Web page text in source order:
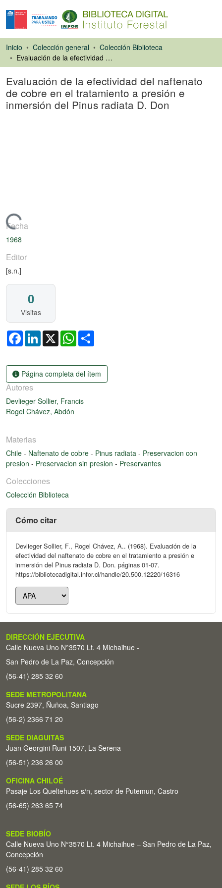
Inicio Colección general
Colección Biblioteca
Evaluación de la efectividad del naftenato de cobre en el tratamiento a presión e inmersión del Pinus radiata D. Don
Evaluación de la efectividad del naftenato
de cobre en el tratamiento a presión e
inmersión del Pinus radiata D. Don
Fecha
1968
Editor
[s.n.]
0
Visitas
FacebookLinkedIn
X WhatsApp
Página completa del ítem
Autores
Devlieger Sollier, Francis
Rogel Chávez, Abdón
Materias
Chile - Naftenato de cobre - Pinus radiata - Preservacion con
presion - Preservacion sin presion - Preservantes
Colecciones
Colección Biblioteca
Cómo citar
Devlieger Sollier, F., Rogel Chávez, A.. (1968). Evaluación de la
efectividad del naftenato de cobre en el tratamiento a presión e
inmersión del Pinus radiata D. Don. páginas 01-07.
https://bibliotecadigital.infor.cl/handle/20.500.12220/16316
DIRECCIÓN EJECUTIVA
Calle Nueva Uno N°3570 Lt. 4 Michaihue -
San Pedro de La Paz, Concepción
(56-41) 285 32 60
SEDE METROPOLITANA
Sucre 2397, Ñuñoa, Santiago
(56-2) 2366 71 20
SEDE DIAGUITAS
Juan Georgini Runi 1507, La Serena
(56-51) 236 26 00
OFICINA CHILOÉ
Pasaje Los Queltehues s/n, sector de Putemun, Castro
(56-65) 263 65 74
SEDE BIOBÍO
Calle Nueva Uno N°3570 Lt. 4 Michaihue – San Pedro de La Paz,
Concepción
(56-41) 285 32 60